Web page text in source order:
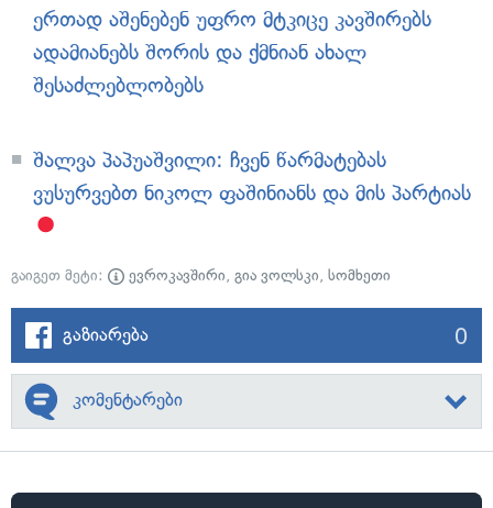
ერთად აშენებენ უფრო მტკიცე კავშირებს
ადამიანებს შორის და ქმნიან ახალ
შესაძლებლობებს
შალვა პაპუაშვილი: ჩვენ წარმატებას
ვუსურვებთ ნიკოლ ფაშინიანს და მის პარტიას
გაიგეთ მეტი: ევროკავშირი, გია ვოლსკი, სომხეთი
გაზიარება 0
კომენტარები